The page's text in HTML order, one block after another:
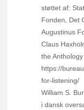
støttet af:
Fonden, Det
Augustinus
Claus
the
https://
for-listening/
William S.
i dansk